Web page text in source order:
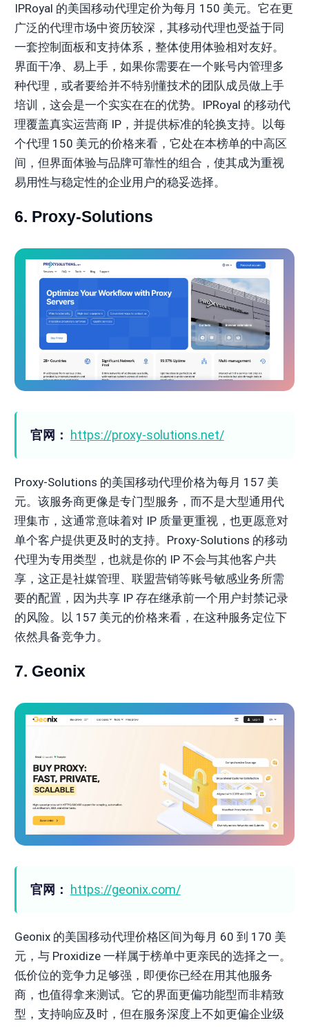
IPRoyal 的美国移动代理定价为每月 150 美元。它在更
广泛的代理市场中资历较深，其移动代理也受益于同
一套控制面板和支持体系，整体使用体验相对友好。
界面干净、易上手，如果你需要在一个账号内管理多
种代理，或者要给并不特别懂技术的团队成员做上手
培训，这会是一个实实在在的优势。IPRoyal 的移动代
理覆盖真实运营商 IP，并提供标准的轮换支持。以每
个代理 150 美元的价格来看，它处在本榜单的中高区
间，但界面体验与品牌可靠性的组合，使其成为重视
易用性与稳定性的企业用户的稳妥选择。
6. Proxy-Solutions
官网： https://proxy-solutions.net/
Proxy-Solutions 的美国移动代理价格为每月 157 美
元。该服务商更像是专门型服务，而不是大型通用代
理集市，这通常意味着对 IP 质量更重视，也更愿意对
单个客户提供更及时的支持。Proxy-Solutions 的移动
代理为专用类型，也就是你的 IP 不会与其他客户共
享，这正是社媒管理、联盟营销等账号敏感业务所需
要的配置，因为共享 IP 存在继承前一个用户封禁记录
的风险。以 157 美元的价格来看，在这种服务定位下
依然具备竞争力。
7. Geonix
官网： https://geonix.com/
Geonix 的美国移动代理价格区间为每月 60 到 170 美
元，与 Proxidize 一样属于榜单中更亲民的选择之一。
低价位的竞争力足够强，即便你已经在用其他服务
商，也值得拿来测试。它的界面更偏功能型而非精致
型，支持响应及时，但在服务深度上不如更偏企业级